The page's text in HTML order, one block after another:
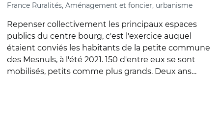
France Ruralités, Aménagement et foncier, urbanisme
Repenser collectivement les principaux espaces
publics du centre bourg, c'est l'exercice auquel
étaient conviés les habitants de la petite commune
des Mesnuls, à l'été 2021. 150 d'entre eux se sont
mobilisés, petits comme plus grands. Deux ans…